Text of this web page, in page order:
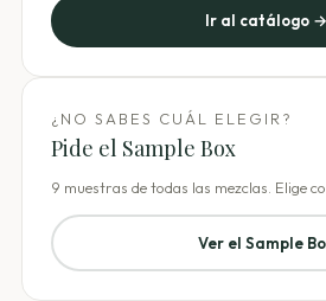
Ir al catálogo →
¿NO SABES CUÁL ELEGIR?
Pide el Sample Box
9 muestras de todas las mezclas. Elige
Ver el Sample